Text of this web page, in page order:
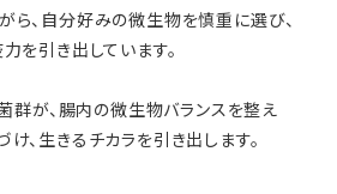
ら、自分好みの微生物を慎重に選び、
を引き出しています。
が、腸内の微生物バランスを整え
、生きるチカラを引き出します。